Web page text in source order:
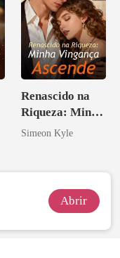
Renascido na
Riqueza: Minha
Vingança
Simeon Kyle
Abrir